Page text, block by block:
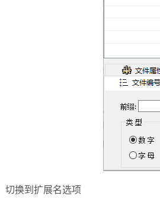
切换到扩展名选项